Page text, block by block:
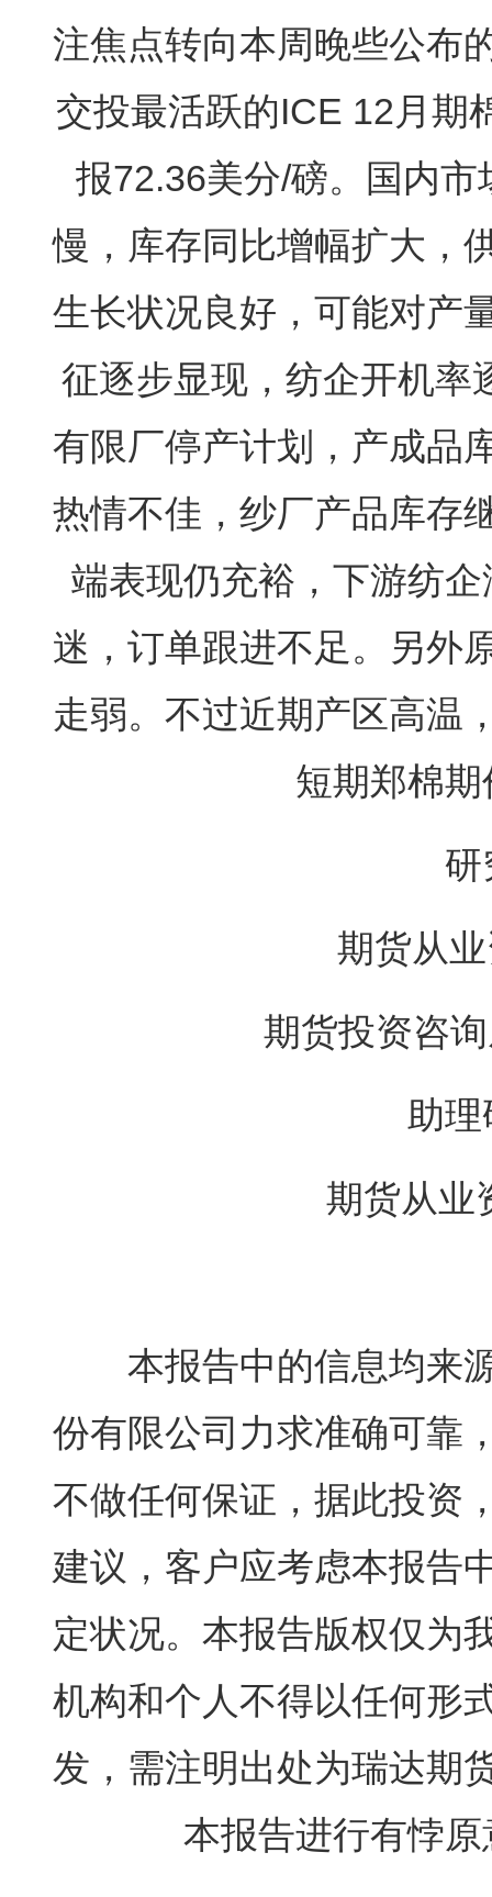
注焦点转向本周晚些公布
交投最活跃的ICE 12月期
报72.36美分/磅。国内
慢，库存同比增幅扩大，
生长状况良好，可能对产
征逐步显现，纺企开机率
有限厂停产计划，产成品
热情不佳，纱厂产品库存
端表现仍充裕，下游纺
迷，订单跟进不足。另外
走弱。不过近期产区高温
短期郑棉
研究
期货从业
期货投资咨询
助理
期货从业资
本报告中的信息均来源
份有限公司力求准确可靠
不做任何保证，据此投资
建议，客户应考虑本报告
定状况。本报告版权仅为
机构和个人不得以任何形
发，需注明出处为瑞达期
本报告进行有悖